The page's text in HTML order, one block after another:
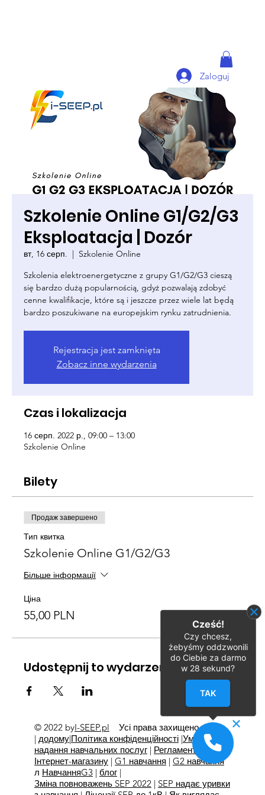
Zaloguj
Szkolenie Online G1/G2/G3
Eksploatacja | Dozór
вт, 16 серп.
  |
Szkolenie Online
Szkolenia elektroenergetyczne z grupy G1/G2/G3 cieszą
się bardzo dużą popularnością, gdyż pozwalają zdobyć
cenne kwalifikacje, które są i jeszcze przez wiele lat będą
bardzo poszukiwane na europejskim rynku zatrudnienia.
Rejestracja jest zamknięta
Zobacz inne wydarzenia
Czas i lokalizacja
16 серп. 2022 р., 09:00 – 13:00
Szkolenie Online
Bilety
Продаж завершено
Тип квитка
Szkolenie Online G1/G2/G3
Більше інформації
Ціна
55,00 PLN
Udostępnij to wydarzenie
© 2022 byI-SEEP.pl
Усі права захищено
| додому|Політика конфіденційності|Умови
надання навчальних послуг| Регламент
Інтернет-магазину | G1 навчання | G2 навчання
л НавчанняG3 | блог|
Зміна повноважень SEP 2022 | SEP надає уривки
Cześć!
Czy chcesz,
żebyśmy oddzwonili
do Ciebie za darmo
w 28 sekund?
TAK